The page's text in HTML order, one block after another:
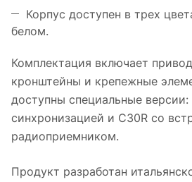
Корпус доступен в трех
белом.
Комплектация включает
кронштейны и крепежные
доступны специальные
синхронизацией и С30R со
радиоприемником.
Продукт разработан